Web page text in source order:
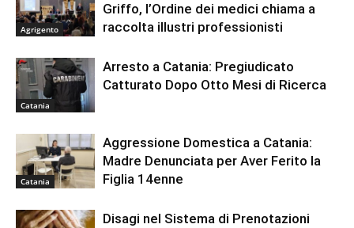
Agrigento
Griffo, l’Ordine dei medici chiama a
raccolta illustri professionisti
Catania
Arresto a Catania: Pregiudicato
Catturato Dopo Otto Mesi di Ricerca
Catania
Aggressione Domestica a Catania:
Madre Denunciata per Aver Ferito la
Figlia 14enne
Disagi nel Sistema di Prenotazioni